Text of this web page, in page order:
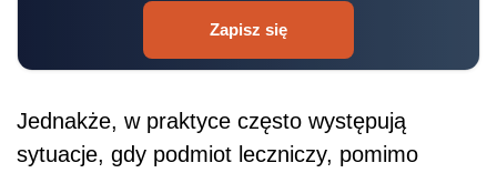
Zapisz się
Jednakże, w praktyce często występują
sytuacje, gdy podmiot leczniczy, pomimo